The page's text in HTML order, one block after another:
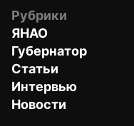
Рубрики
ЯНАО
Губернатор
Статьи
Интервью
Новости